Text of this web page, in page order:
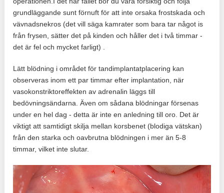
grundläggande sunt förnuft för att inte orsaka frostskada och
vävnadsnekros (det vill säga kamrater som bara tar något is
från frysen, sätter det på kinden och håller det i två timmar -
det är fel och mycket farligt) .
Lätt blödning i området för tandimplantatplacering kan
observeras inom ett par timmar efter implantation, när
vasokonstriktoreffekten av adrenalin läggs till
bedövningsändarna. Även om sådana blödningar försenas
under en hel dag - detta är inte en anledning till oro. Det är
viktigt att samtidigt skilja mellan korsbenet (blodiga vätskan)
från den starka och oavbrutna blödningen i mer än 5-8
timmar, vilket inte slutar.